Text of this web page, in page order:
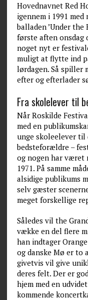
Hovednavnet Red
igennem i 1991 med
balladen ’Under the
første aften onsdag
noget nyt er
muligt at flytte ind
lørdagen. Så spiller
efter og efterlader
Fra skolelever til
Når Roskilde
med en
unge skoleelever til
bedsteforældre –
og nogen har været
1971. På samme
alsidige publikums
selv gæster
meget forskellige
Således vil the
vække en del flere
han indtager
og danske Mø er to
givetvis vil give
deres felt. Der er
hjem med en
kommende